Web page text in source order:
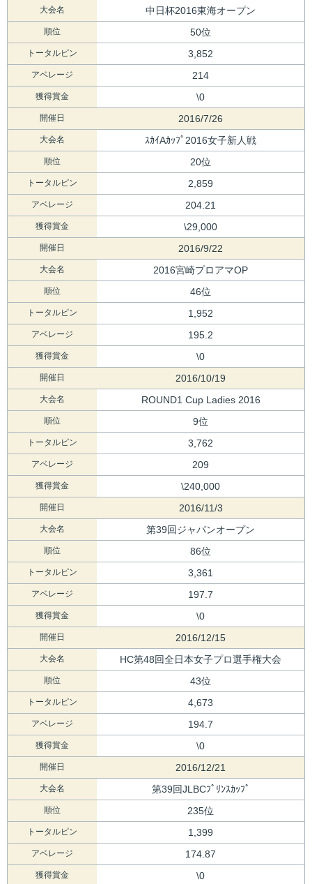
大会名 中日杯2016東海オープン
順位 50位
トータルピン 3,852
アベレージ 214
獲得賞金 \0
開催日 2016/7/26
大会名 ｽｶｲAｶｯﾌﾟ2016女子新人戦
順位 20位
トータルピン 2,859
アベレージ 204.21
獲得賞金 \29,000
開催日 2016/9/22
大会名 2016宮崎プロアマOP
順位 46位
トータルピン 1,952
アベレージ 195.2
獲得賞金 \0
開催日 2016/10/19
大会名 ROUND1 Cup Ladies 2016
順位 9位
トータルピン 3,762
アベレージ 209
獲得賞金 \240,000
開催日 2016/11/3
大会名 第39回ジャパンオープン
順位 86位
トータルピン 3,361
アベレージ 197.7
獲得賞金 \0
開催日 2016/12/15
大会名 HC第48回全日本女子プロ選手権大会
順位 43位
トータルピン 4,673
アベレージ 194.7
獲得賞金 \0
開催日 2016/12/21
大会名 第39回JLBCﾌﾟﾘﾝｽｶｯﾌﾟ
順位 235位
トータルピン 1,399
アベレージ 174.87
獲得賞金 \0